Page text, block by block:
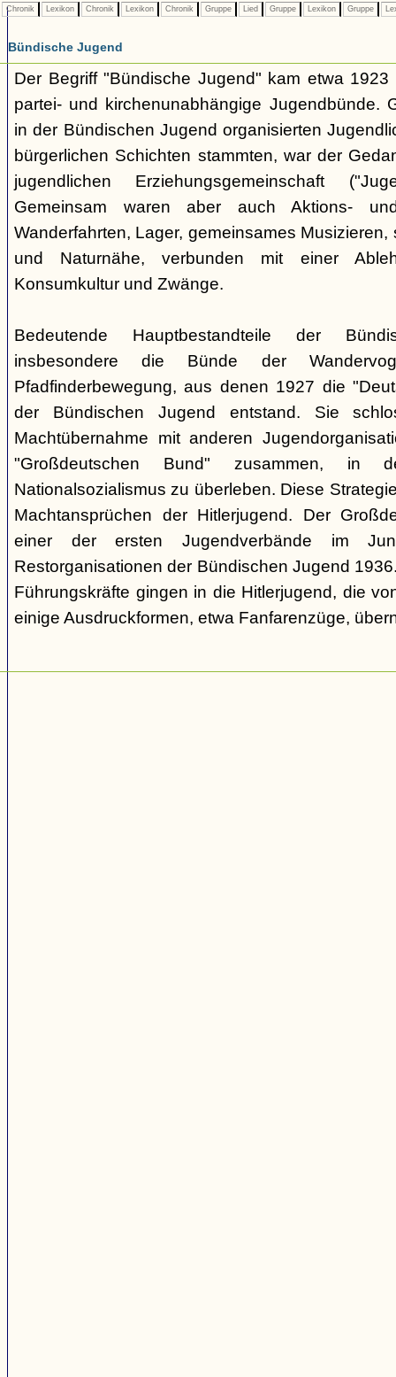
Chronik Lexikon Chronik Lexikon Chronik Gruppe Lied Gruppe Lexikon Gruppe
Bündische Jugend
Der Begriff "Bündische Jugend" kam etwa
partei- und kirchenunabhängige Jugendbünde.
in der Bündischen Jugend organisierten
bürgerlichen Schichten stammten, war der
jugendlichen Erziehungsgemeinschaft
Gemeinsam waren aber auch Aktions-
Wanderfahrten, Lager, gemeinsames
und Naturnähe, verbunden mit einer
Konsumkultur und Zwänge.
Bedeutende Hauptbestandteile der
insbesondere die Bünde der
Pfadfinderbewegung, aus denen 1927 die
der Bündischen Jugend entstand. Sie
Machtübernahme mit anderen
"Großdeutschen Bund" zusammen,
Nationalsozialismus zu überleben. Diese
Machtansprüchen der Hitlerjugend. Der
einer der ersten Jugendverbände im
Restorganisationen der Bündischen Jugend
Führungskräfte gingen in die Hitlerjugend, die
einige Ausdruckformen, etwa Fanfarenzüge,